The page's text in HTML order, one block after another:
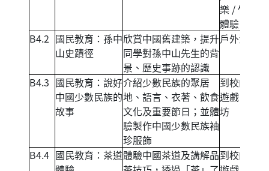
樂 / 竹編畫
體驗
B4.2 國民教育：孫中
山史蹟徑
欣賞中國舊建築，提升
同學對孫中山先生的背
景、歷史事跡的認識
戶外活動
B4.3 國民教育：說好
中國少數民族的
故事
介紹少數民族的聚居
地、語言、衣著、飲食
文化及重要節日；並體
驗製作中國少數民族袖
珍服飾
到校的攤位
遊戲 / 工作
坊
B4.4 國民教育：茶道體驗中國茶道及講解品到校的攤位